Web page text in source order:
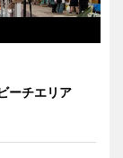
ーチエリア